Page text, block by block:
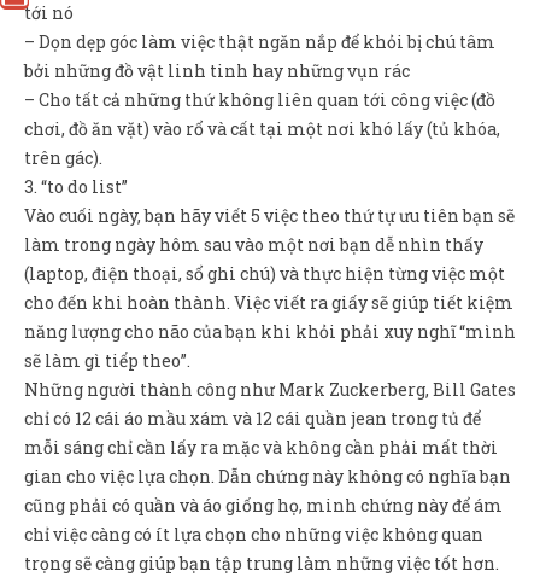
tới nó
– Dọn dẹp góc làm việc thật ngăn nắp để khỏi bị chú tâm
bởi những đồ vật linh tinh hay những vụn rác
– Cho tất cả những thứ không liên quan tới công việc (đồ
chơi, đồ ăn vặt) vào rổ và cất tại một nơi khó lấy (tủ khóa,
trên gác).
3. “to do list”
Vào cuối ngày, bạn hãy viết 5 việc theo thứ tự ưu tiên bạn sẽ
làm trong ngày hôm sau vào một nơi bạn dễ nhìn thấy
(laptop, điện thoại, sổ ghi chú) và thực hiện từng việc một
cho đến khi hoàn thành. Việc viết ra giấy sẽ giúp tiết kiệm
năng lượng cho não của bạn khi khỏi phải xuy nghĩ “mình
sẽ làm gì tiếp theo”.
Những người thành công như Mark Zuckerberg, Bill Gates
chỉ có 12 cái áo mầu xám và 12 cái quần jean trong tủ để
mỗi sáng chỉ cần lấy ra mặc và không cần phải mất thời
gian cho việc lựa chọn. Dẫn chứng này không có nghĩa bạn
cũng phải có quần và áo giống họ, minh chứng này để ám
chỉ việc càng có ít lựa chọn cho những việc không quan
trọng sẽ càng giúp bạn tập trung làm những việc tốt hơn.